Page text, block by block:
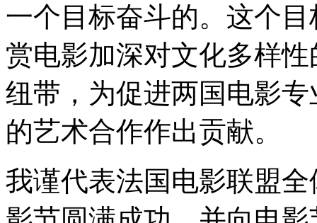
一个目标奋斗的。这个
赏电影加深对文化多样
纽带，为促进两国电影
的艺术合作作出贡献。
我谨代表法国电影联盟